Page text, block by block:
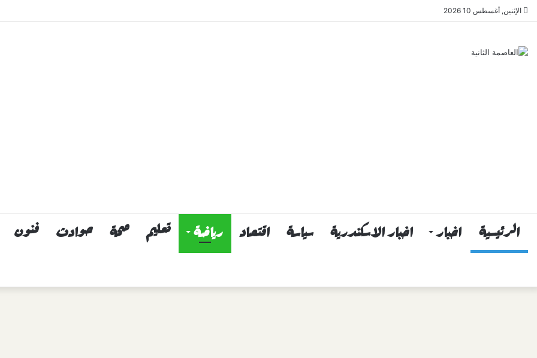
الإثنين, أغسطس 10 2026
الرئيسية اخبار اخبار الاسكندرية سياسة اقتصاد رياضة تعليم صحة حوادث فنون